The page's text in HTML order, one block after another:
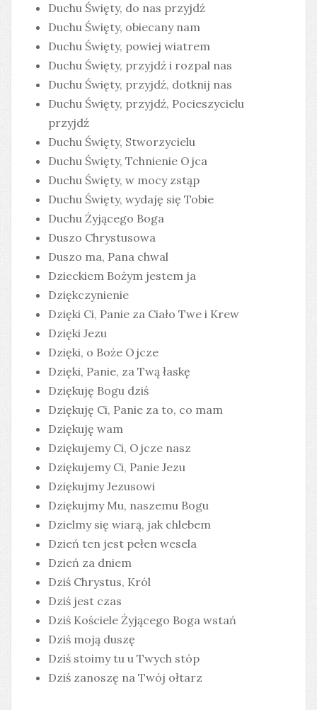
Duchu Święty, do nas przyjdź
Duchu Święty, obiecany nam
Duchu Święty, powiej wiatrem
Duchu Święty, przyjdź i rozpal nas
Duchu Święty, przyjdź, dotknij nas
Duchu Święty, przyjdź, Pocieszycielu
przyjdź
Duchu Święty, Stworzycielu
Duchu Święty, Tchnienie Ojca
Duchu Święty, w mocy zstąp
Duchu Święty, wydaję się Tobie
Duchu Żyjącego Boga
Duszo Chrystusowa
Duszo ma, Pana chwal
Dzieckiem Bożym jestem ja
Dziękczynienie
Dzięki Ci, Panie za Ciało Twe i Krew
Dzięki Jezu
Dzięki, o Boże Ojcze
Dzięki, Panie, za Twą łaskę
Dziękuję Bogu dziś
Dziękuję Ci, Panie za to, co mam
Dziękuję wam
Dziękujemy Ci, Ojcze nasz
Dziękujemy Ci, Panie Jezu
Dziękujmy Jezusowi
Dziękujmy Mu, naszemu Bogu
Dzielmy się wiarą, jak chlebem
Dzień ten jest pełen wesela
Dzień za dniem
Dziś Chrystus, Król
Dziś jest czas
Dziś Kościele Żyjącego Boga wstań
Dziś moją duszę
Dziś stoimy tu u Twych stóp
Dziś zanoszę na Twój ołtarz